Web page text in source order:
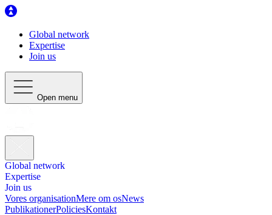
Global network
Expertise
Join us
Open menu
Global network
Expertise
Join us
Vores organisationMere om osNews
PublikationerPoliciesKontakt